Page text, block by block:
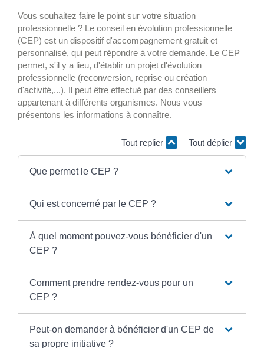
Vous souhaitez faire le point sur votre situation
professionnelle ? Le conseil en évolution professionnelle
(CEP) est un dispositif d'accompagnement gratuit et
personnalisé, qui peut répondre à votre demande. Le CEP
permet, s'il y a lieu, d'établir un projet d'évolution
professionnelle (reconversion, reprise ou création
d'activité,...). Il peut être effectué par des conseillers
appartenant à différents organismes. Nous vous
présentons les informations à connaître.
Tout replier Tout déplier
Que permet le CEP ?
Qui est concerné par le CEP ?
À quel moment pouvez-vous bénéficier d'un
CEP ?
Comment prendre rendez-vous pour un
CEP ?
Peut-on demander à bénéficier d'un CEP de
sa propre initiative ?